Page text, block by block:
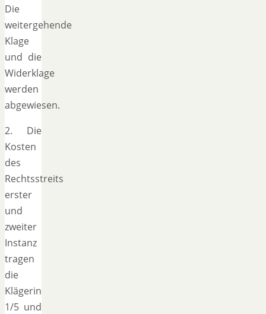
Die
weitergehende
Klage
und die
Widerklage
werden
abgewiesen.
2. Die
Kosten
des
Rechtsstreits
erster
und
zweiter
Instanz
tragen
die
Klägerin
1/5 und